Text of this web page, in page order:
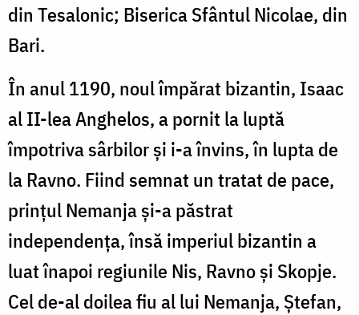
din Tesalonic; Biserica Sfântul Nicolae, din
Bari.
În anul 1190, noul împărat bizantin, Isaac
al II-lea Anghelos, a pornit la luptă
împotriva sârbilor și i-a învins, în lupta de
la Ravno. Fiind semnat un tratat de pace,
prințul Nemanja și-a păstrat
independența, însă imperiul bizantin a
luat înapoi regiunile Nis, Ravno și Skopje.
Cel de-al doilea fiu al lui Nemanja, Ștefan,